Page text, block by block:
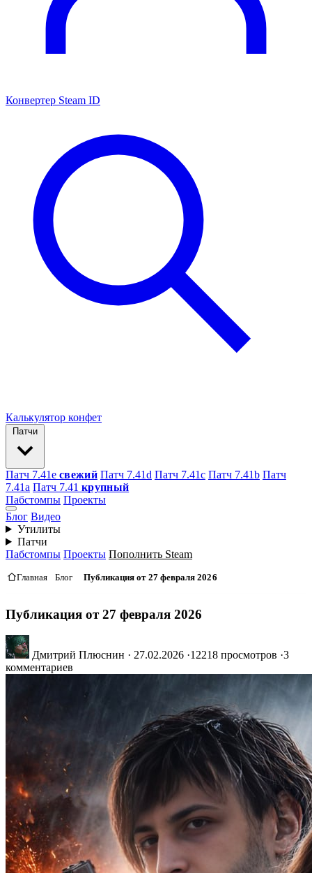
Конвертер Steam ID
Калькулятор конфет
Патчи
Патч 7.41e свежий Патч 7.41d Патч 7.41c Патч 7.41b Патч
7.41а Патч 7.41 крупный
Пабстомпы Проекты
Блог Видео
Утилиты
Патчи
Пабстомпы Проекты Пополнить Steam
Главная Блог Публикация от 27 февраля 2026
Публикация от 27 февраля 2026
Дмитрий Плюснин · 27.02.2026 ·12218 просмотров ·3
комментариев